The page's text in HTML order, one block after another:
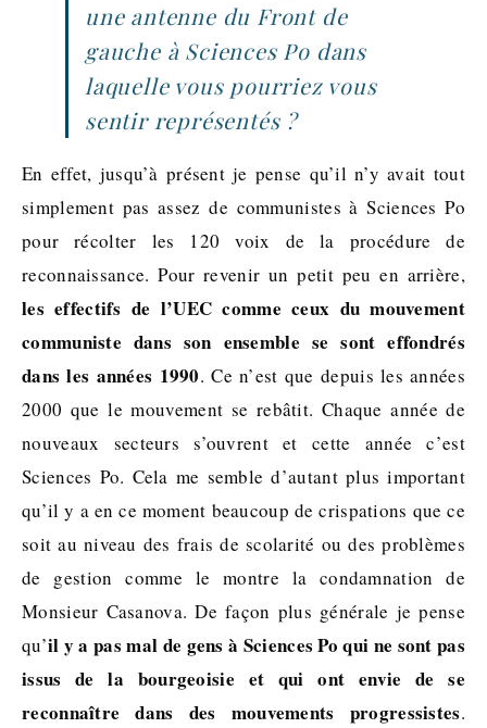
une antenne du Front de
gauche à Sciences Po dans
laquelle vous pourriez vous
sentir représentés ?
En effet, jusqu’à présent je pense qu’il n’y avait tout
simplement pas assez de communistes à Sciences Po
pour récolter les 120 voix de la procédure de
reconnaissance. Pour revenir un petit peu en arrière,
les effectifs de l’UEC comme ceux du mouvement
communiste dans son ensemble se sont effondrés
dans les années 1990. Ce n’est que depuis les années
2000 que le mouvement se rebâtit. Chaque année de
nouveaux secteurs s’ouvrent et cette année c’est
Sciences Po. Cela me semble d’autant plus important
qu’il y a en ce moment beaucoup de crispations que ce
soit au niveau des frais de scolarité ou des problèmes
de gestion comme le montre la condamnation de
Monsieur Casanova. De façon plus générale je pense
qu’il y a pas mal de gens à Sciences Po qui ne sont pas
issus de la bourgeoisie et qui ont envie de se
reconnaître dans des mouvements progressistes.